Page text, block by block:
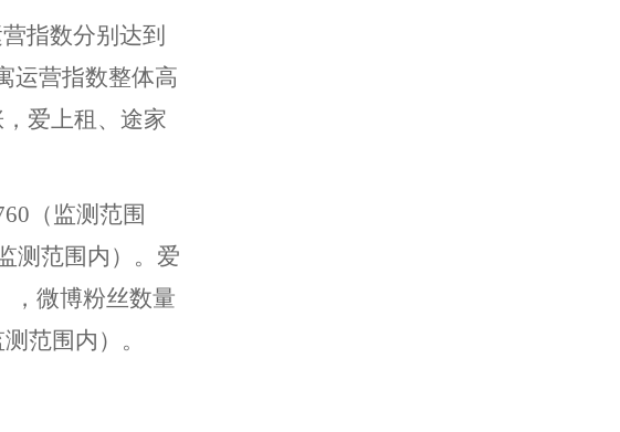
指数分别达到
运营指数整体高
爱上租、途家
（监测范围
测范围内）。爱
，微博粉丝数量
范围内）。